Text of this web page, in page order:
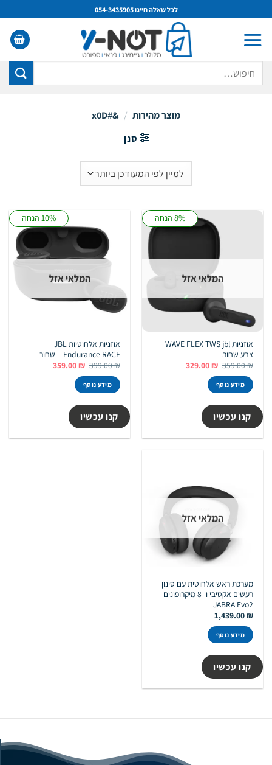
to
content
לכל שאלה חייגו 054-3435905
מוצר מהירות /
&#x0D
סנן
8% הנחה
המלאי אזל
אוזניות WAVE FLEX TWS jbl
צבע שחור.
359.00₪ המחיר
היה:
359.00 ₪.
329.00₪ המחיר
מידע נוסף
קנו עכשיו
10% הנחה
המלאי אזל
אוזניות אלחוטיות JBL
Endurance RACE – שחור
399.00₪ המחיר
היה:
399.00 ₪.
359.00₪ המחיר
מידע נוסף
קנו עכשיו
המלאי אזל
מערכת ראש אלחוטית עם סינון
רעשים אקטיבי ו- 8 מיקרופונים
JABRA Evo2
1,439.00₪
מידע נוסף
קנו עכשיו